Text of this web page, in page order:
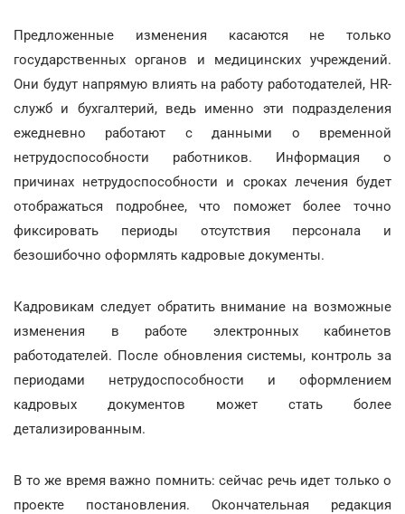
Предложенные изменения касаются не только
государственных органов и медицинских учреждений.
Они будут напрямую влиять на работу работодателей, HR-
служб и бухгалтерий, ведь именно эти подразделения
ежедневно работают с данными о временной
нетрудоспособности работников. Информация о
причинах нетрудоспособности и сроках лечения будет
отображаться подробнее, что поможет более точно
фиксировать периоды отсутствия персонала и
безошибочно оформлять кадровые документы.
Кадровикам следует обратить внимание на возможные
изменения в работе электронных кабинетов
работодателей. После обновления системы, контроль за
периодами нетрудоспособности и оформлением
кадровых документов может стать более
детализированным.
В то же время важно помнить: сейчас речь идет только о
проекте постановления. Окончательная редакция